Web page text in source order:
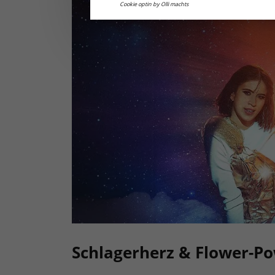
Schlagerherz & Flower-
Cookie optin by Olli machts